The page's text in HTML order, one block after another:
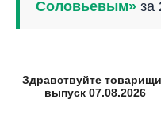
Соловьевым» за
Здравствуйте
выпуск 07.08.2026